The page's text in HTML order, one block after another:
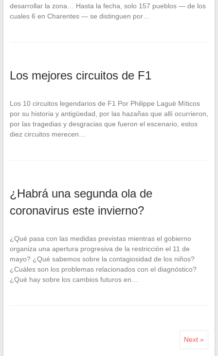
desarrollar la zona… Hasta la fecha, solo 157 pueblos — de los
cuales 6 en Charentes — se distinguen por…
Los mejores circuitos de F1
Los 10 circuitos legendarios de F1 Por Philippe Laguë Míticos
por su historia y antigüedad, por las hazañas que allí ocurrieron,
por las tragedias y desgracias que fueron el escenario, estos
diez circuitos merecen…
¿Habrá una segunda ola de
coronavirus este invierno?
¿Qué pasa con las medidas previstas mientras el gobierno
organiza una apertura progresiva de la restricción el 11 de
mayo? ¿Qué sabemos sobre la contagiosidad de los niños?
¿Cuáles son los problemas relacionados con el diagnóstico?
¿Qué hay sobre los cambios futuros en…
Next »